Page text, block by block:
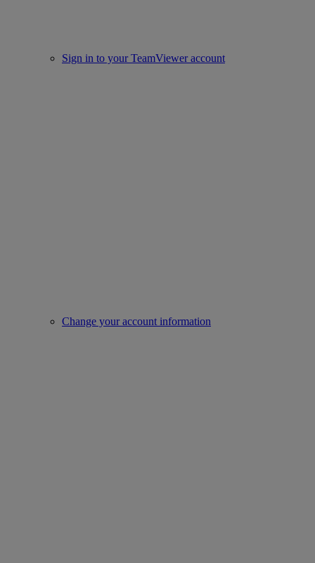
Sign in to your TeamViewer account
Change your account information